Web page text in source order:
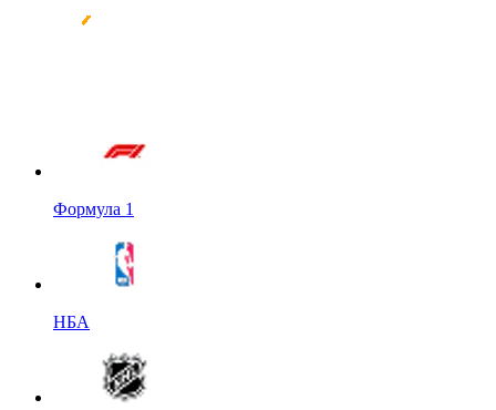
Формула 1
НБА